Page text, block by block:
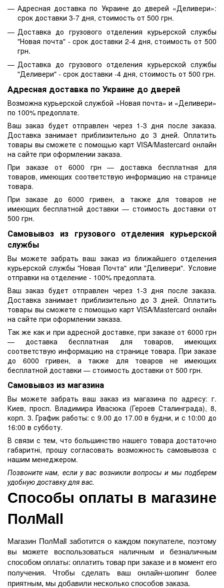
Адресная доставка по Украине до дверей «Деливери»:
срок доставки 3-7 дня, стоимость от 500 грн.
Доставка до грузового отделения курьерской службы
"Новая почта" - срок доставки 2-4 дня, стоимость от 500
грн.
Доставка до грузового отделения курьерской службы
"Деливери" - срок доставки -4 дня, стоимость от 500 грн.
Адресная доставка по Украине до дверей
Возможна курьерской службой «Новая почта» и «Деливери»
по 100% предоплате.
Ваш заказ будет отправлен через 1-3 дня после заказа.
Доставка занимает приблизительно до 3 дней. Оплатить
товары вы сможете с помощью карт VISA/Mastercard онлайн
на сайте при оформлении заказа.
При заказе от 6000 грн — доставка бесплатная для
товаров, имеющих соответствую информацию на странице
товара.
При заказе до 6000 гривен, а также для товаров не
имеющих бесплатной доставки — стоимость доставки от
500 грн.
Самовывоз из грузового отделения курьерской
службы
Вы можете забрать ваш заказ из ближайшего отделения
курьерской службы "Новая Почта" или "Деливери". Условие
отправки на отделение - 100% предоплата.
Ваш заказ будет отправлен через 1-3 дня после заказа.
Доставка занимает приблизительно до 3 дней. Оплатить
товары вы сможете с помощью карт VISA/Mastercard онлайн
на сайте при оформлении заказа.
Так же как и при адресной доставке, при заказе от 6000 грн
— доставка бесплатная для товаров, имеющих
соответствую информацию на странице товара. При заказе
до 6000 гривен, а также для товаров не имеющих
бесплатной доставки — стоимость доставки от 500 грн.
Самовывоз из магазина
Вы можете забрать ваш заказ из магазина по адресу: г.
Киев, просп. Владимира Ивасюка (Героев Сталинграда), 8,
корп. 3. График работы: с 9.00 до 17.00 в будни, и с 10:00 до
16:00 в субботу.
В связи с тем, что большинство нашего товара достаточно
габаритні, прошу согласовать возможность самовывоза с
нашим менеджером.
Позвоните нам, если у вас возникли вопросы и мы подберем
удобную доставку для вас.
ПолMall
Магазин ПолMall
заботится о каждом покупателе, поэтому
вы можете воспользоваться наличным и безналичным
способом оплаты: оплатить товар при заказе и в момент его
получения. Чтобы сделать ваш онлайн-шопинг более
приятным, мы добавили несколько способов заказа.